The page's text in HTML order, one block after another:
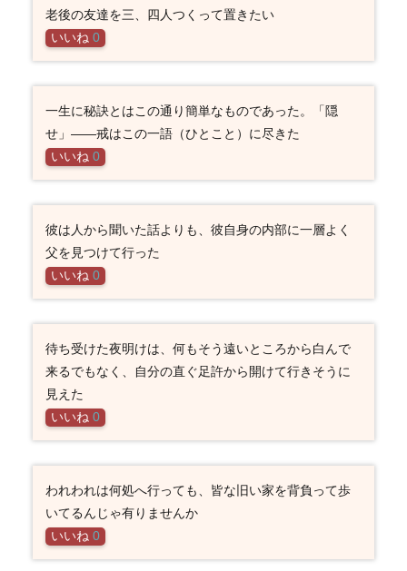
老後の友達を三、四人つくって置きたい
いいね 0
一生に秘訣とはこの通り簡単なものであった。「隠
せ」――戒はこの一語（ひとこと）に尽きた
いいね 0
彼は人から聞いた話よりも、彼自身の内部に一層よく
父を見つけて行った
いいね 0
待ち受けた夜明けは、何もそう遠いところから白んで
来るでもなく、自分の直ぐ足許から開けて行きそうに
見えた
いいね 0
われわれは何処へ行っても、皆な旧い家を背負って歩
いてるんじゃ有りませんか
いいね 0